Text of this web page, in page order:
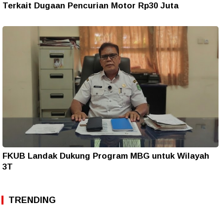
Terkait Dugaan Pencurian Motor Rp30 Juta
FKUB Landak Dukung Program MBG untuk Wilayah
3T
TRENDING